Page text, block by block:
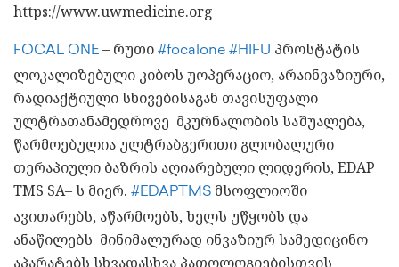
https://www.uwmedicine.org
FOCAL ONE – რუთი #focalone #HIFU პროსტატის
ლოკალიზებული კიბოს უოპერაციო, არაინვაზიური,
რადიაქტიული სხივებისაგან თავისუფალი
ულტრათანამედროვე მკურნალობის საშუალება,
წარმოებულია ულტრაბგერითი გლობალური
თერაპიული ბაზრის აღიარებული ლიდერის, EDAP
TMS SA– ს მიერ. #EDAPTMS მსოფლიოში
ავითარებს, აწარმოებს, ხელს უწყობს და
ანაწილებს მინიმალურად ინვაზიურ სამედიცინო
აპარატებს სხვადასხვა პათოლოგიებისთვის